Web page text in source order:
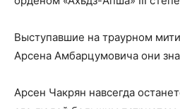
Выступавшие на траурном
Арсена Амбарцумовича они
Арсен Чакрян навсегда